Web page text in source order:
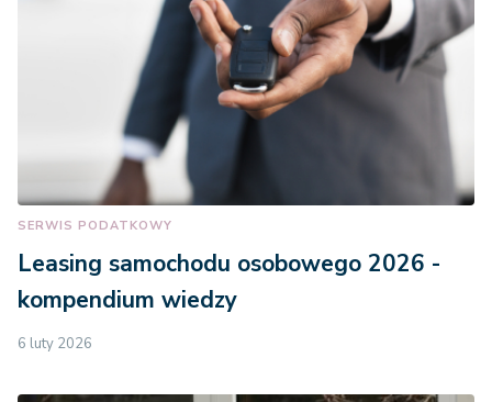
SERWIS PODATKOWY
Leasing samochodu osobowego 2026 -
kompendium wiedzy
6 luty 2026